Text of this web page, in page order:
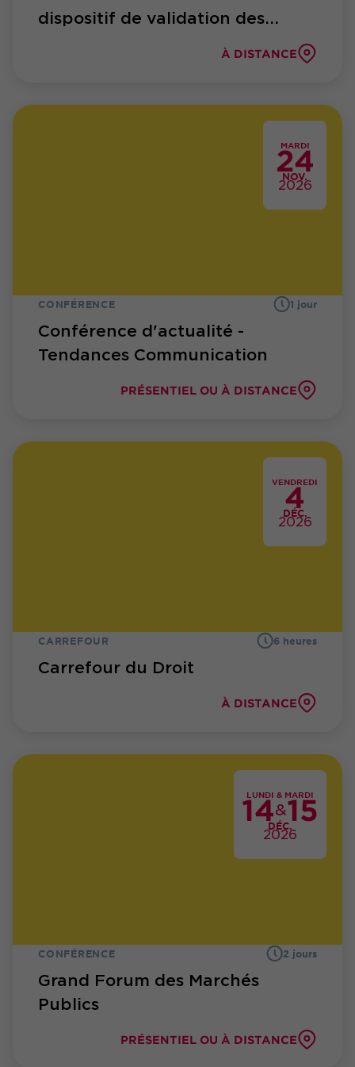
dispositif de validation des...
À DISTANCE
MARDI
24
NOV.
2026
CONFÉRENCE 1 jour
Conférence d'actualité -
Tendances Communication
PRÉSENTIEL OU À DISTANCE
VENDREDI
4
DÉC.
2026
CARREFOUR 6 heures
Carrefour du Droit
À DISTANCE
LUNDI & MARDI
14&15
DÉC.
2026
CONFÉRENCE 2 jours
Grand Forum des Marchés
Publics
PRÉSENTIEL OU À DISTANCE